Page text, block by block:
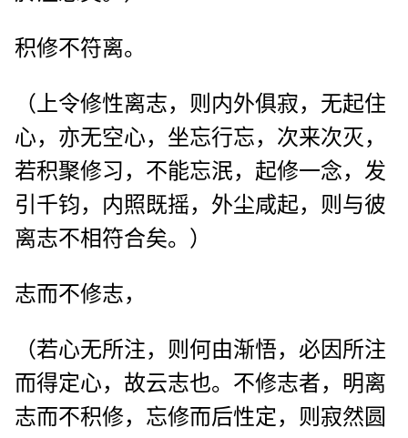
积修不符离。
（上令修性离志，则内外俱寂，无起住
心，亦无空心，坐忘行忘，次来次灭，
若积聚修习，不能忘泯，起修一念，发
引千钧，内照既摇，外尘咸起，则与彼
离志不相符合矣。）
志而不修志，
（若心无所注，则何由渐悟，必因所注
而得定心，故云志也。不修志者，明离
志而不积修，忘修而后性定，则寂然圆